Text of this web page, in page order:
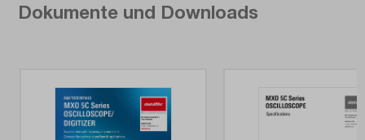
Dokumente und Downloads